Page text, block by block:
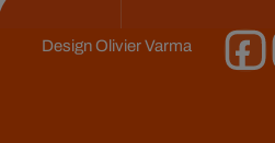
DesignOlivier Varma